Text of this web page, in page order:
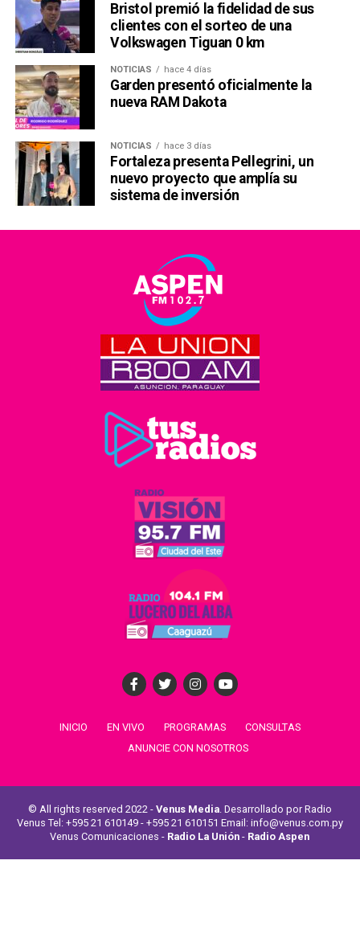
Bristol premió la fidelidad de sus
clientes con el sorteo de una
Volkswagen Tiguan 0 km
NOTICIAS hace 4 días
Garden presentó oficialmente la
nueva RAM Dakota
NOTICIAS hace 3 días
Fortaleza presenta Pellegrini, un
nuevo proyecto que amplía su
sistema de inversión
INICIO EN VIVO PROGRAMAS
CONSULTAS
ANUNCIE CON NOSOTROS
© All rights reserved 2022 - Venus Media. Desarrollado por Radio
Venus Tel: +595 21 610149 - +595 21 610151 Email: info@venus.com.py
Venus Comunicaciones - Radio La Unión - Radio Aspen